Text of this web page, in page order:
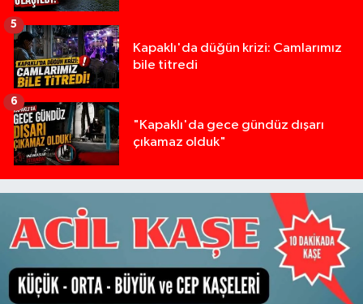
Kapaklı'da düğün krizi: Camlarımız
bile titredi
5
"Kapaklı'da gece gündüz dışarı
çıkamaz olduk"
6